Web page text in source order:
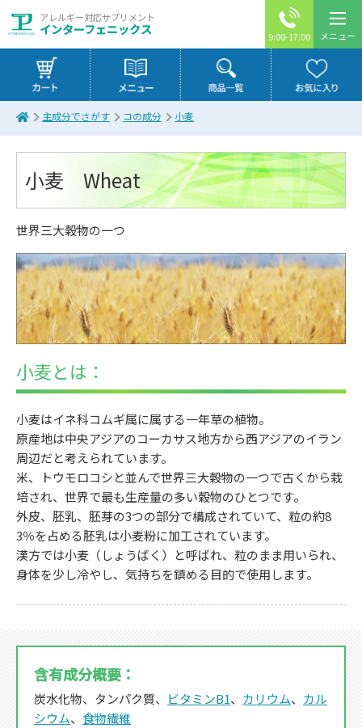
アレルギー対応サプリメント
インターフェニックス 9:00-17:00 メニュー
主成分でさがす コの成分 小麦
小麦 Wheat
世界三大穀物の一つ
小麦とは：
小麦はイネ科コムギ属に属する一年草の植物。
原産地は中央アジアのコーカサス地方から西アジアのイラン
周辺だと考えられています。
米、トウモロコシと並んで世界三大穀物の一つで古くから栽
培され、世界で最も生産量の多い穀物のひとつです。
外皮、胚乳、胚芽の3つの部分で構成されていて、粒の約8
3％を占める胚乳は小麦粉に加工されています。
漢方では小麦（しょうばく）と呼ばれ、粒のまま用いられ、
身体を少し冷やし、気持ちを鎮める目的で使用します。
含有成分概要：
炭水化物、タンパク質、 ビタミンB1、 カリウム、 カル
シウム、 食物繊維